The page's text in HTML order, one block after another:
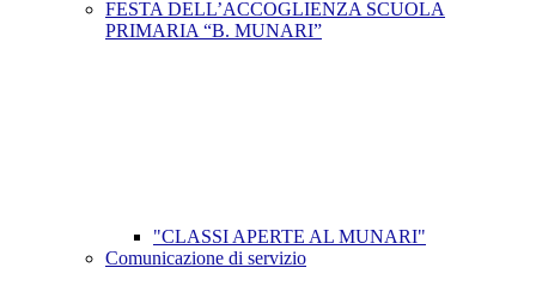
FESTA DELL’ACCOGLIENZA SCUOLA
PRIMARIA “B. MUNARI”
"CLASSI APERTE AL MUNARI"
Comunicazione di servizio